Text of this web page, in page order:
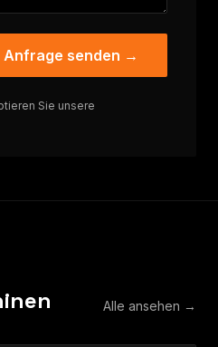
Anfrage senden →
Sie unsere
Alle ansehen →